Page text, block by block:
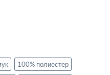
100% полиестер